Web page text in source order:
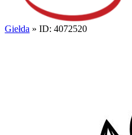
Giełda » ID: 4072520